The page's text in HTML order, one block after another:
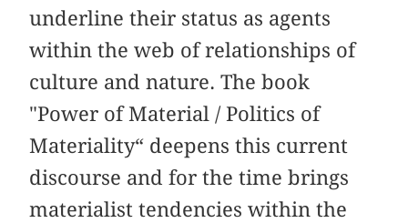
underline their status as agents
within the web of relationships of
culture and nature. The book
"Power of Material / Politics of
Materiality“ deepens this current
discourse and for the time brings
materialist tendencies within the